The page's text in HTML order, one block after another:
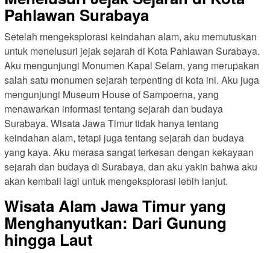
Pahlawan Surabaya
Setelah mengeksplorasi keindahan alam, aku memutuskan
untuk menelusuri jejak sejarah di Kota Pahlawan Surabaya.
Aku mengunjungi Monumen Kapal Selam, yang merupakan
salah satu monumen sejarah terpenting di kota ini. Aku juga
mengunjungi Museum House of Sampoerna, yang
menawarkan informasi tentang sejarah dan budaya
Surabaya. Wisata Jawa Timur tidak hanya tentang
keindahan alam, tetapi juga tentang sejarah dan budaya
yang kaya. Aku merasa sangat terkesan dengan kekayaan
sejarah dan budaya di Surabaya, dan aku yakin bahwa aku
akan kembali lagi untuk mengeksplorasi lebih lanjut.
Wisata Alam Jawa Timur yang
Menghanyutkan: Dari Gunung
hingga Laut